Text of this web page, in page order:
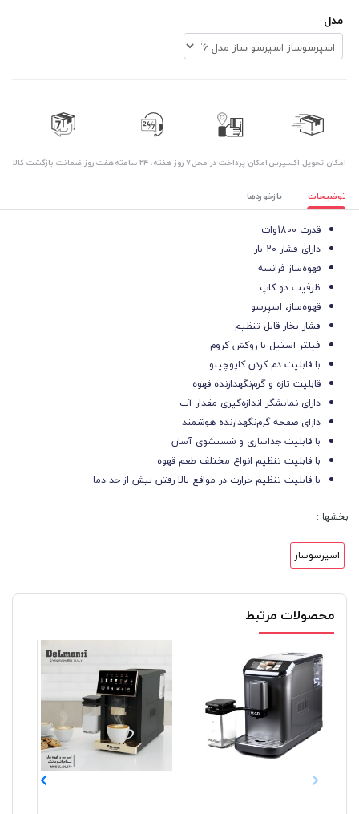
مدل
اﻣﮑﺎن ﺗﺤﻮﯾﻞ اﮐﺴﭙﺮسامکان پرداخت در محل۷ روز ﻫﻔﺘﻪ، ۲۴ ﺳﺎﻋﺘﻪ هفت روز ضمانت بازگشت کالا
توضیحات بازخوردها
قدرت 1800وات
دارای فشار 20 بار
قهوه‌ساز فرانسه
ظرفیت دو کاپ
قهوه‌ساز، اسپرسو
فشار بخار قابل تنظیم
فیلتر استیل با روکش کروم
با قابلیت دم کردن کاپوچینو
قابلیت تازه و گرم‌نگهدارنده قهوه
دارای نمایشگر اندازه‌گیری مقدار آب
دارای صفحه گرم‌نگهدارنده هوشمند
با قابلیت جداسازی و شستشوی آسان
با قابلیت تنظیم انواع مختلف طعم قهوه
با قابلیت تنظیم حرارت در مواقع بالا رفتن بیش از حد دما
بخشها :
اسپرسوساز
محصولات مرتبط